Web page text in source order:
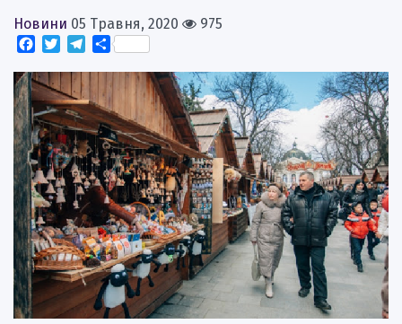
Новини 05 Травня, 2020
975
Facebook
TwitterTelegram
Поділитися